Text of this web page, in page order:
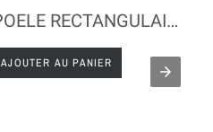
POELE RECTANGULAIRE CHOC LONGUEUR 38
AJOUTER AU PANIER